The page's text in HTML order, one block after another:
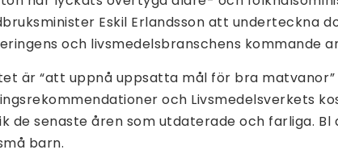
Eskil Erlandsson att underteckna
och livsmedelsbranschens kommande
är “att uppnå uppsatta mål för bra
och Livsmedelsverkets
de senaste åren som utdaterade och farliga.
barn.